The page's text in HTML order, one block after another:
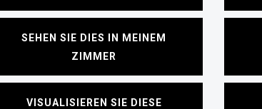
SEHEN SIE DIES IN MEINEM
ZIMMER
VISUALISIEREN SIE DIESE